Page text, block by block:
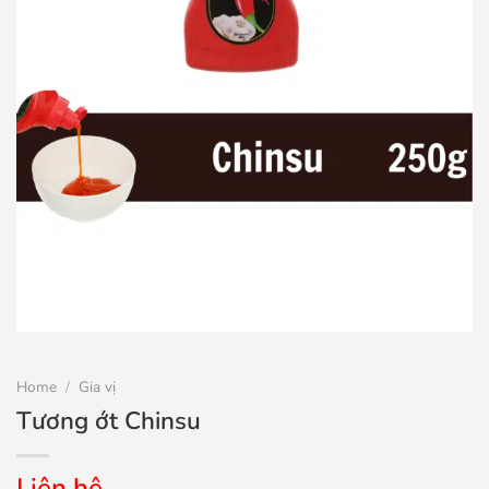
Home / Gia vị
Tương ớt Chinsu